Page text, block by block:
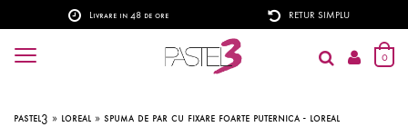
Livrare in 48 de ore RETUR SIMPLU
0
pastel3 » loreal » spuma de par cu fixare foarte puternica - loreal